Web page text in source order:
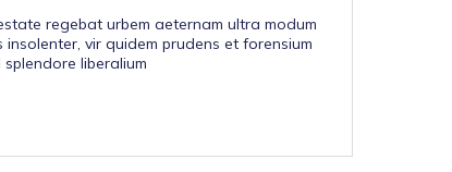
regebat urbem aeternam ultra modum
vir quidem prudens et forensium
liberalium